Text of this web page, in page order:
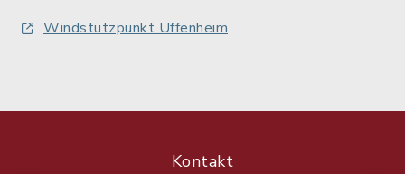
Windstützpunkt Uffenheim
Kontakt